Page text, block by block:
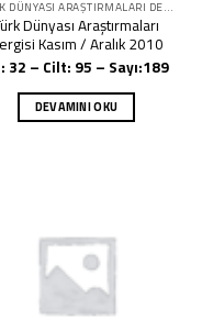
TÜRK DÜNYASI ARAŞTIRMALARI DERGISI
Dünyası Araştırmaları
Kasım / Aralık 2010
32 – Cilt: 95 – Sayı:189
DEVAMINI OKU